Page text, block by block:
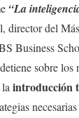
“La
director del
Business
sobre los
introducción